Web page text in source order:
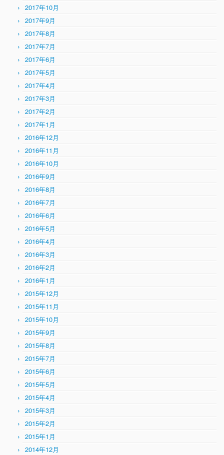
2017年10月
2017年9月
2017年8月
2017年7月
2017年6月
2017年5月
2017年4月
2017年3月
2017年2月
2017年1月
2016年12月
2016年11月
2016年10月
2016年9月
2016年8月
2016年7月
2016年6月
2016年5月
2016年4月
2016年3月
2016年2月
2016年1月
2015年12月
2015年11月
2015年10月
2015年9月
2015年8月
2015年7月
2015年6月
2015年5月
2015年4月
2015年3月
2015年2月
2015年1月
2014年12月